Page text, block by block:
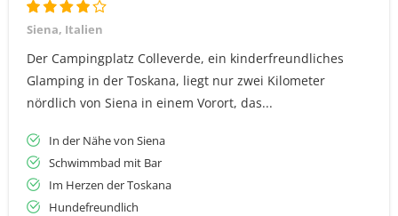
Siena, Italien
Der Campingplatz Colleverde, ein kinderfreundliches
Glamping in der Toskana, liegt nur zwei Kilometer
nördlich von Siena in einem Vorort, das...
In der Nähe von Siena
Schwimmbad mit Bar
Im Herzen der Toskana
Hundefreundlich